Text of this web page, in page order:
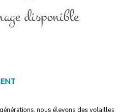
nous élevons des volailles